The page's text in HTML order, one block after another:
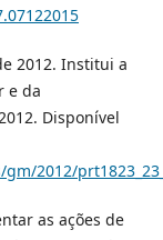
2012. Institui a
e da
Disponível
2012/
as ações de